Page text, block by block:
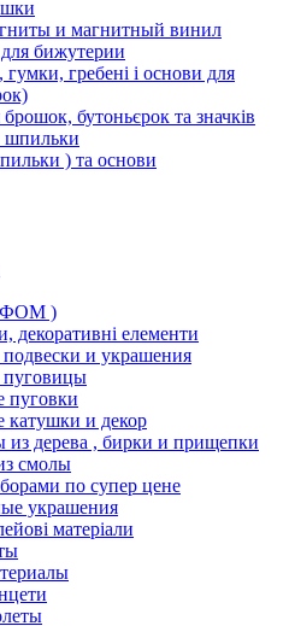
и магнитный винил
бижутерии
гребені і основи для
бутоньєрок та значків
шпильки
) та основи
ФОМ )
декоративні елементи
и украшения
пуговки
катушки и декор
из дерева , бирки и прищепки
смолы
по супер цене
украшения
матеріали